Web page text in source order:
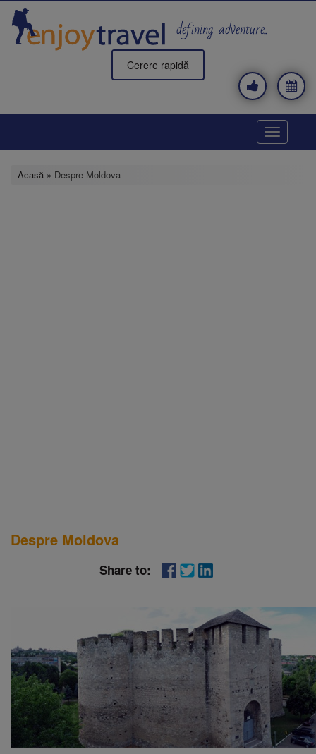
Mergi
conţinutul
principal
defining adventure..
Cerere rapidă
Toggle
Acasă » Despre Moldova
Despre Moldova
Share to: